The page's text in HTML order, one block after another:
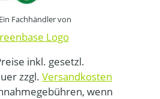
Ein Fachhändler von
inkl. gesetzl.
zzgl. Versandkosten
wenn